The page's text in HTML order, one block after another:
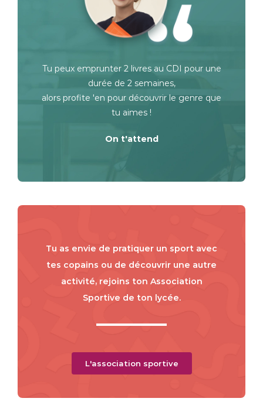
Tu peux emprunter 2 livres au CDI pour une
durée de 2 semaines,
alors profite 'en pour découvrir le genre que
tu aimes !
On t'attend
Tu as envie de pratiquer un sport avec
tes copains ou de découvrir une autre
activité, rejoins ton Association
Sportive de ton lycée.
L'association sportive